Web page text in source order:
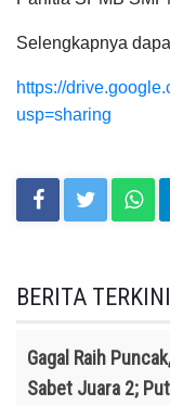
Selengkapnya
https://
usp=sharing
BERITA TERKINI
Gagal Raih
Sabet Juara 2;